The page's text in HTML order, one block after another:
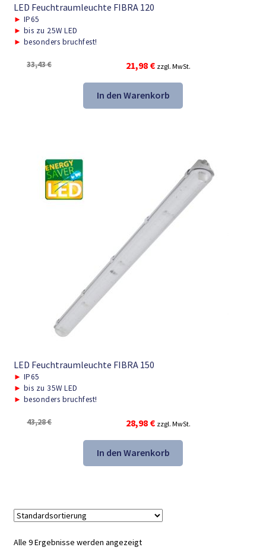
LED Feuchtraumleuchte FIBRA 120
► IP65
► bis zu 25W LED
► besonders bruchfest!
33,43€
Ursprünglicher
war:
33,43 €
21,98 €Aktueller
ist:
21,98 €.
zzgl. MwSt.
In den Warenkorb
LED Feuchtraumleuchte FIBRA 150
► IP65
► bis zu 35W LED
► besonders bruchfest!
43,28€
Ursprünglicher
war:
43,28 €
28,98 €Aktueller
ist:
28,98 €.
zzgl. MwSt.
In den Warenkorb
Alle 9 Ergebnisse werden angezeigt